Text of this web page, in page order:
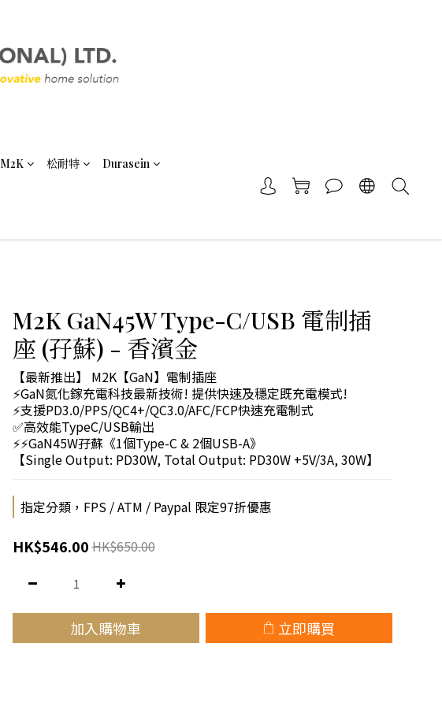
M2K 松耐特 Durasein
M2K GaN45W Type-C/USB 電制插
座 (孖蘇) - 香濱金
【最新推出】 M2K【GaN】電制插座
⚡GaN氮化鎵充電科技最新技術! 提供快速及穩定既充電模式!
⚡支援PD3.0/PPS/QC4+/QC3.0/AFC/FCP快速充電制式
✅高效能TypeC/USB輸出
⚡⚡GaN45W孖蘇《1個Type-C & 2個USB-A》
【Single Output: PD30W, Total Output: PD30W +5V/3A, 30W】
指定分類，FPS / ATM / Paypal 限定97折優惠
HK$546.00HK$650.00
加入購物車 立即購買